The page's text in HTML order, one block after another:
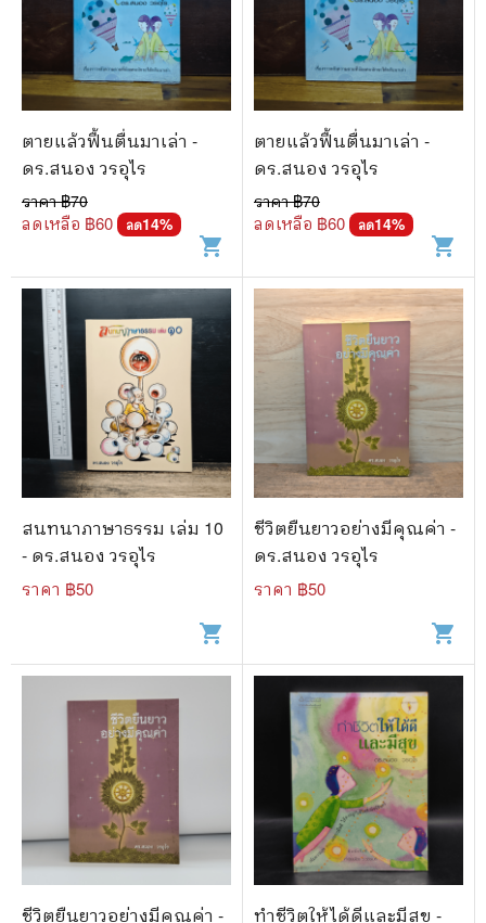
ตายแล้วฟื้นตื่นมาเล่า -
ดร.สนอง วรอุไร
ราคา ฿70
ลดเหลือ ฿60 ลด14%
shopping_cart
ตายแล้วฟื้นตื่นมาเล่า -
ดร.สนอง วรอุไร
ราคา ฿70
ลดเหลือ ฿60 ลด14%
shopping_cart
สนทนาภาษาธรรม เล่ม 10
- ดร.สนอง วรอุไร
ราคา ฿50
shopping_cart
ชีวิตยืนยาวอย่างมีคุณค่า -
ดร.สนอง วรอุไร
ราคา ฿50
shopping_cart
ชีวิตยืนยาวอย่างมีคุณค่า - ทำชีวิตให้ได้ดีและมีสุข -